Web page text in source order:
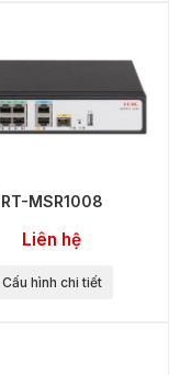
RT-MSR1008
Liên hệ
Cấu hình chi tiết